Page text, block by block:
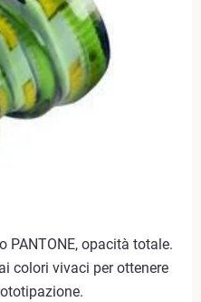
opacità totale.
colori vivaci per ottenere